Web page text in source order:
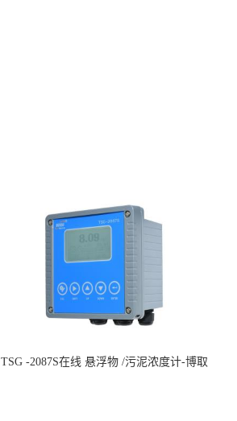
TSG -2087S在线 悬浮物 /污泥浓度计-博取